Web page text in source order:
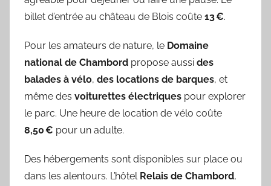
billet d’entrée au château de Blois coûte 13 €.
Pour les amateurs de nature, le Domaine
national de Chambord propose aussi des
balades à vélo, des locations de barques, et
même des voiturettes électriques pour explorer
le parc. Une heure de location de vélo coûte
8,50 € pour un adulte.
Des hébergements sont disponibles sur place ou
dans les alentours. L’hôtel Relais de Chambord,